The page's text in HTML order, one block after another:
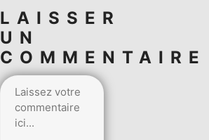
LAISSER
UN
COMMENTAIRE